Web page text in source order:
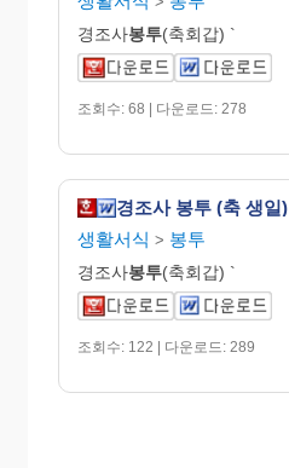
경조사봉투(축회갑) `
조회수: 68 | 다운로드: 278
경조사 봉투 (축 생일)
생활서식 > 봉투
경조사봉투(축회갑) `
조회수: 122 | 다운로드: 289